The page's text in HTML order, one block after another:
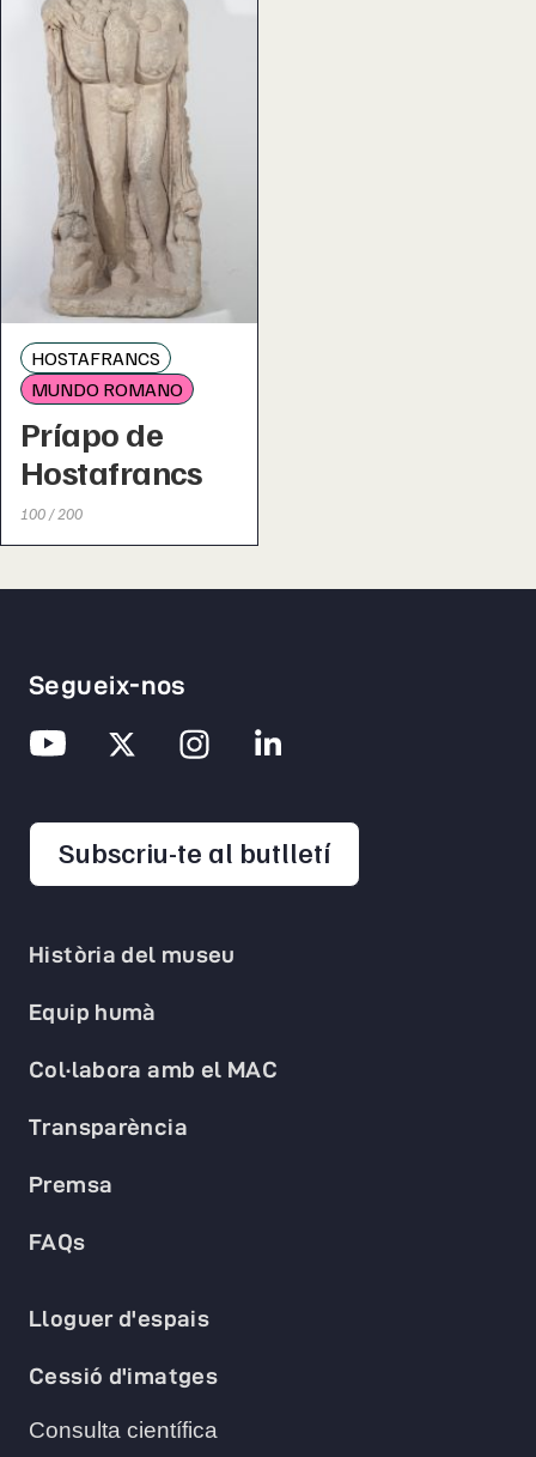
HOSTAFRANCS
MUNDO ROMANO
Príapo de
Hostafrancs
100 / 200
Història del museu
Equip humà
Col·labora amb el MAC
Transparència
Premsa
FAQs
Lloguer d'espais
Cessió d'imatges
Consulta científica
Segueix-nos
Subscriu-te al butlletíopens in a new